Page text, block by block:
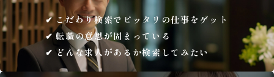
こだわり検索でピッタリの仕事をゲット
転職の意思が固まっている
どんな求人があるか検索してみたい